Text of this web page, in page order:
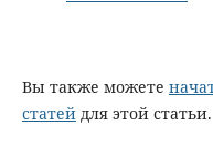
Вы также можете
статейдля этой статьи.